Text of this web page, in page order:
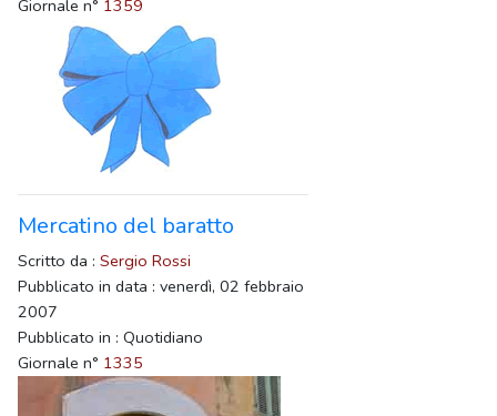
Giornale n° 1359
Mercatino del baratto
Scritto da : Sergio Rossi
Pubblicato in data : venerdì, 02 febbraio
2007
Pubblicato in : Quotidiano
Giornale n° 1335